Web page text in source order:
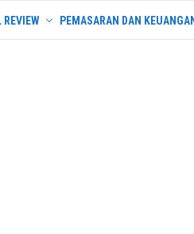
REVIEW PEMASARAN DAN KEUANGAN